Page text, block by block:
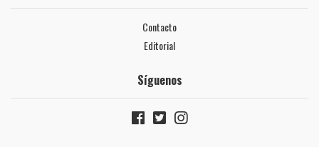
Contacto
Editorial
Síguenos